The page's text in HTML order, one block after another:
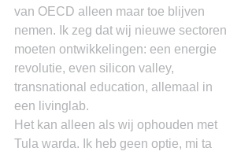
van OECD alleen maar toe blijven
nemen. Ik zeg dat wij nieuwe sectoren
moeten ontwikkelingen: een energie
revolutie, even silicon valley,
transnational education, allemaal in
een livinglab.
Het kan alleen als wij ophouden met
Tula warda. Ik heb geen optie, mi ta